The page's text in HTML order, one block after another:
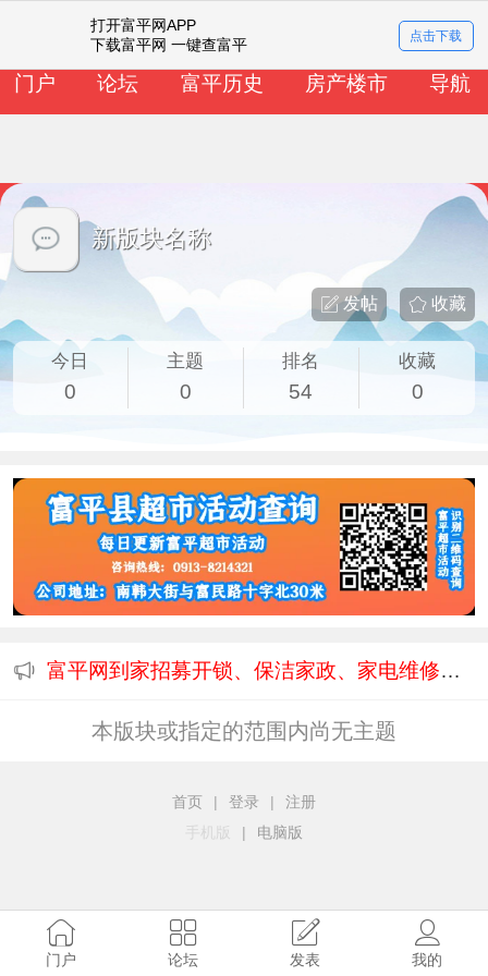
新版块名称
门户 论坛 富平历史 房产楼市 导航
打开富平网APP
下载富平网 一键查富平
点击下载
新版块名称
收藏
发帖
今日
0
主题
0
排名
54
收藏
0
富平网到家招募开锁、保洁家政、家电维修清洗等师傅....
本版块或指定的范围内尚无主题
首页 | 登录 |
注册
手机版
| 电脑版
门户 论坛 发表 我的